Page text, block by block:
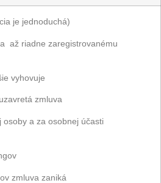
je jednoduchá)
až riadne zaregistrovanému
vyhovuje
zmluva
a za osobnej účasti
zmluva zaniká